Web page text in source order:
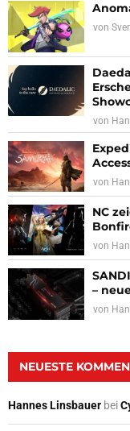
von
von
von
NC
von
–
von
NEUESTE
Hannes Linsbauer bei